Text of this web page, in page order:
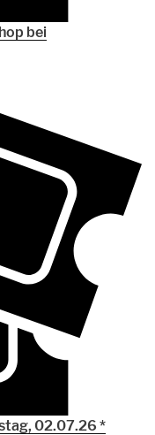
bei
02.07.26 *